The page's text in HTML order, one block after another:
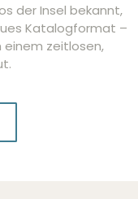
der Insel bekannt,
Katalogformat –
zeitlosen,